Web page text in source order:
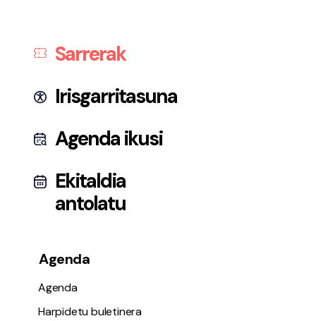
Sarrerak
Irisgarritasuna
Agenda ikusi
Ekitaldia
antolatu
Agenda
Agenda
Harpidetu buletinera